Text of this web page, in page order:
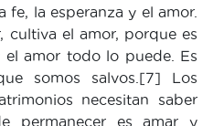
fe, la esperanza y el amor.
cultiva el amor, porque es
el amor todo lo puede. Es
somos salvos.[7] Los
necesitan saber
permanecer es amar y